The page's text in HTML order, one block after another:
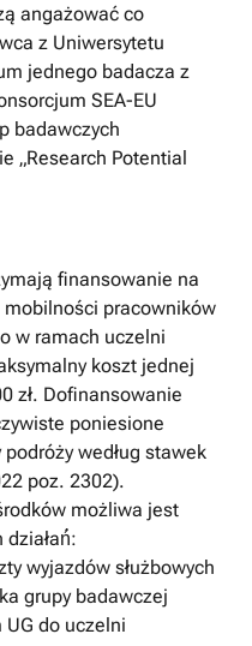
angażować co
z Uniwersytetu
jednego badacza z
SEA-EU
badawczych
„Research Potential
finansowanie na
pracowników
w ramach uczelni
koszt jednej
zł. Dofinansowanie
poniesione
według stawek
poz. 2302).
możliwa jest
wyjazdów służbowych
grupy badawczej
do uczelni